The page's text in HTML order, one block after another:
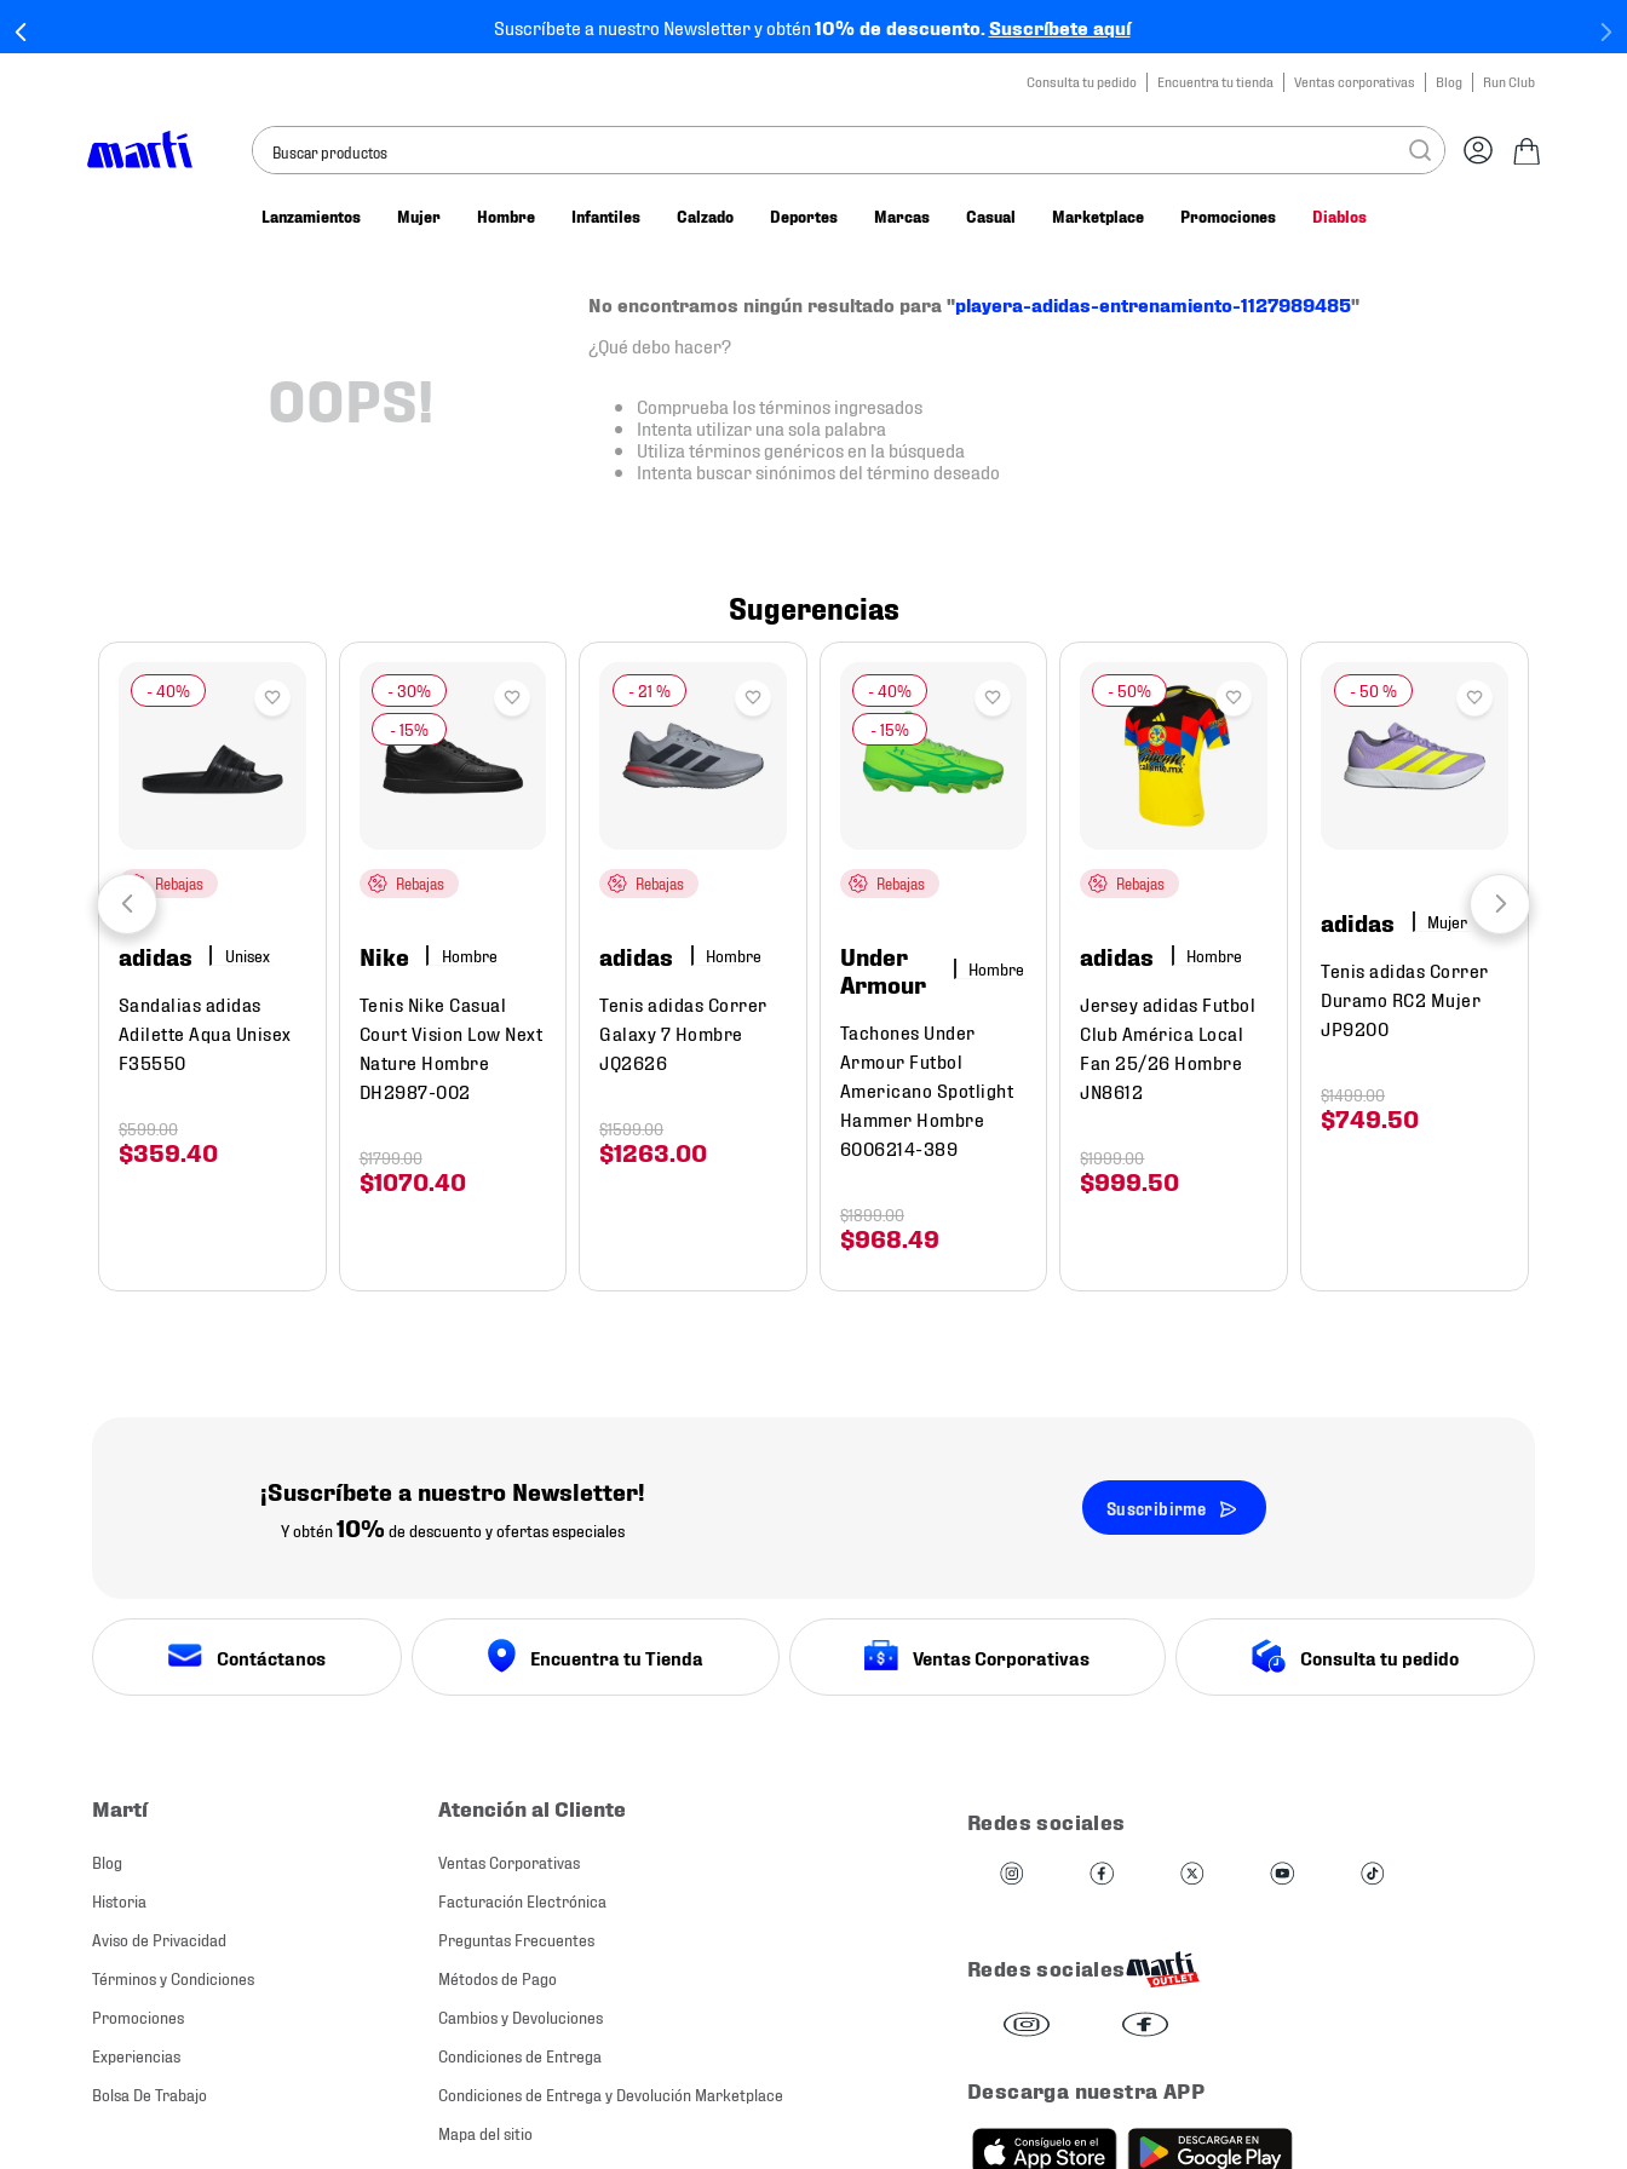
Suscríbete a nuestro Newsletter y obtén10% de descuento.Suscríbete aquí
Consulta tu pedido Encuentra tu tienda Ventas corporativas Blog Run Club
Buscar productos
Lanzamientos Mujer Hombre Infantiles Calzado Deportes Marcas Casual Marketplace Promociones Diablos
OOPS!
No encontramos ningún resultado para "playera-adidas-entrenamiento-1127989485"
¿Qué debo hacer?
Comprueba los términos ingresados
Intenta utilizar una sola palabra
Utiliza términos genéricos en la búsqueda
Intenta buscar sinónimos del término deseado
Sugerencias
Rebajas
adidas
Sandalias adidas
Adilette Aqua Unisex
F35550
$359 40
$599.00
Rebajas
Nike Hombre
Tenis Nike Casual
Court Vision Low Next
Nature Hombre
DH2987-002
$1070. 40
$1799.00
-21 %
Rebajas
adidas Hombre
Tenis adidas Correr
Galaxy 7 Hombre
JQ2626
$1263 00
$1599.00
Rebajas
Under
Armour
Hombre
Tachones Under
Armour Futbol
Americano Spotlight
Hammer Hombre
6006214-389
$968 49
$1899.00
Rebajas
adidas Hombre
Jersey adidas Futbol
Club América Local
Fan 25/26 Hombre
JN8612
$999 50
$1999.00
- 50 %
adidas Mujer
Tenis adidas Correr
Duramo RC2 Mujer
JP9200
$749 50
$1499.00
¡Suscríbete a nuestro Newsletter!
Y obtén10% de descuento y ofertas especiales
Suscribirme
Contáctanos Encuentra tu Tienda Ventas Corporativas Consulta tu pedido
Martí
Blog
Historia
Aviso de Privacidad
Términos y Condiciones
Promociones
Experiencias
Bolsa De Trabajo
Atención al Cliente
Ventas Corporativas
Facturación Electrónica
Preguntas Frecuentes
Métodos de Pago
Cambios y Devoluciones
Condiciones de Entrega
Condiciones de Entrega y Devolución Marketplace
Mapa del sitio
Redes sociales
Redes sociales
Descarga nuestra APP
tenis nike